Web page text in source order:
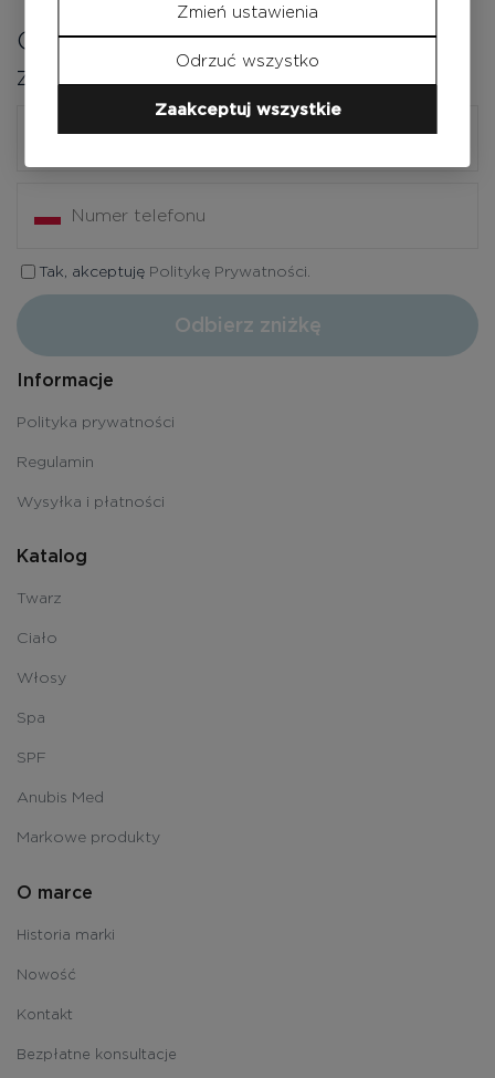
Odbierz zniżkę na pierwsze
zamówienie
Tak, akceptuję Politykę Prywatności.
Odbierz zniżkę
Informacje
Polityka prywatności
Regulamin
Wysyłka i płatności
Katalog
Twarz
Ciało
Włosy
Spa
SPF
Anubis Med
Markowe produkty
O marce
Historia marki
Nowość
Kontakt
Bezpłatne konsultacje
Zmień ustawienia
Odrzuć wszystko
Zaakceptuj wszystkie